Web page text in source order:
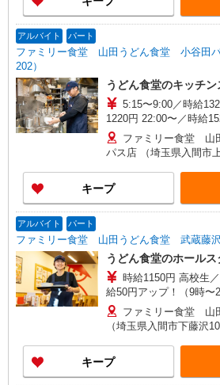
アルバイト パート
ファミリー食堂 山田うどん食堂 小谷田
202）
うどん食堂のキッチン
5:15〜9:00／時給
1220円 22:00〜／時給1525円 高校生／時給1160円
日・祝日は時給50円ア
ファミリー食堂 山
パス店 （埼玉県入間市
キープ
アルバイト パート
ファミリー食堂 山田うどん食堂 武蔵藤沢
うどん食堂のホールス
時給1150円 高校生／時給1150円 日・祝日は時
給50円アップ！（9時〜
ファミリー食堂 山
（埼玉県入間市下藤沢
キープ